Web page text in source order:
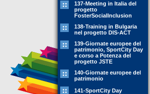
137-Meeting in Italia del
progetto
FosterSocialInclusion
138-Training in Bulgaria
nel progetto DIS-ACT
139-Giornate europee del
patrimonio, SportCity Day
e corso a Potenza del
progetto JSTE
140-Giornate europee del
patrimonio
141-SportCity Day